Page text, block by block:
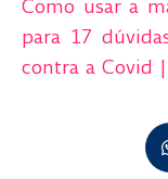
Como usar a
para 17
contra a Covid